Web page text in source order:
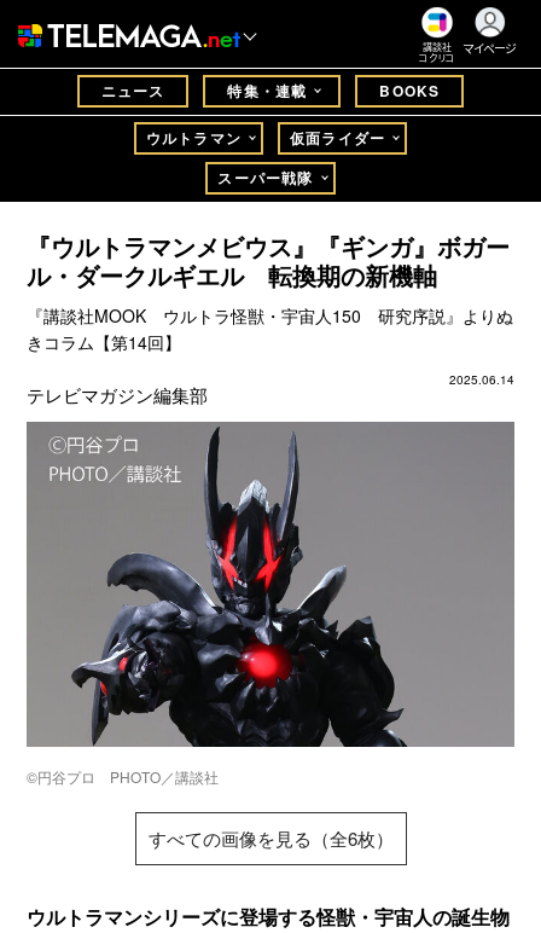
講談社
コクリコ
マイページ
ニュース 特集・連載 BOOKS
ウルトラマン
仮面ライダー
スーパー戦隊
『ウルトラマンメビウス』『ギンガ』ボガー
ル・ダークルギエル 転換期の新機軸
『講談社MOOK ウルトラ怪獣・宇宙人150 研究序説』よりぬ
きコラム【第14回】
2025.06.14
テレビマガジン編集部
©円谷プロ PHOTO／講談社
すべての画像を見る（全6枚）
ウルトラマンシリーズに登場する怪獣・宇宙人の誕生物